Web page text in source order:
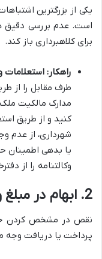
یکی از بزرگترین
است. عدم بررسی دقیق
برای کلاهبرداری باز کند.
راهکار: استعلامات
طرف مقابل را از
مدارک مالکیت
کنید و از طریق
شهرداری، از عدم
یا بدهی اطمینان
وکالتنامه را از
2. ابهام در مبلغ و نحوه پرداخت
نقص در مشخص کردن
پرداخت یا دریافت وجه